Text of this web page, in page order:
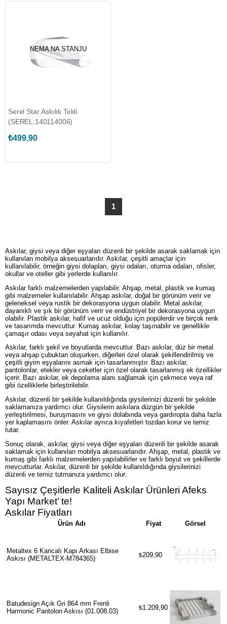
NEMA NA STANJU
Serel Star Askılık Tekli
(SEREL.140114006)
₺499,90
1
Askılar, giysi veya diğer eşyaları düzenli bir şekilde asarak saklamak için
kullanılan mobilya aksesuarlarıdır. Askılar, çeşitli amaçlar için
kullanılabilir, örneğin giysi dolapları, giysi odaları, oturma odaları, ofisler,
okullar ve oteller gibi yerlerde kullanılır.
Askılar farklı malzemelerden yapılabilir. Ahşap, metal, plastik ve kumaş
gibi malzemeler kullanılabilir. Ahşap askılar, doğal bir görünüm verir ve
geleneksel veya rustik bir dekorasyona uygun olabilir. Metal askılar,
dayanıklı ve şık bir görünüm verir ve endüstriyel bir dekorasyona uygun
olabilir. Plastik askılar, hafif ve ucuz olduğu için popülerdir ve birçok renk
ve tasarımda mevcuttur. Kumaş askılar, kolay taşınabilir ve genellikle
çamaşır odası veya seyahat için kullanılır.
Askılar, farklı şekil ve boyutlarda mevcuttur. Bazı askılar, düz bir metal
veya ahşap çubuktan oluşurken, diğerleri özel olarak şekillendirilmiş ve
çeşitli giyim eşyalarını asmak için tasarlanmıştır. Bazı askılar,
pantolonlar, etekler veya ceketler için özel olarak tasarlanmış ek özellikler
içerir. Bazı askılar, ek depolama alanı sağlamak için çekmece veya raf
gibi özelliklerle birleştirilebilir.
Askılar, düzenli bir şekilde kullanıldığında giysilerinizi düzenli bir şekilde
saklamanıza yardımcı olur. Giysilerin askılara düzgün bir şekilde
yerleştirilmesi, buruşmasını ve giysi dolabında veya gardıropta daha fazla
yer kaplamasını önler. Askılar ayrıca kıyafetleri tozdan korur ve temiz
tutar.
Sonuç olarak, askılar, giysi veya diğer eşyaları düzenli bir şekilde asarak
saklamak için kullanılan mobilya aksesuarlarıdır. Ahşap, metal, plastik ve
kumaş gibi farklı malzemelerden yapılabilirler ve farklı boyut ve şekillerde
mevcutturlar. Askılar, düzenli bir şekilde kullanıldığında giysilerinizi
düzenli ve temiz tutmanıza yardımcı olur.
Sayısız Çeşitlerle Kaliteli Askılar Ürünleri Afeks
Yapı Market’ te!
Askılar Fiyatları
Ürün Adı Fiyat Görsel
Metaltex 6 Kancalı Kapı Arkası Elbise
Askısı (METALTEX-M784365)
₺209,90
Batudesign Açık Gri 864 mm Frenli
Harmonic Pantolon Askısı (01.008.03)
₺1.209,90